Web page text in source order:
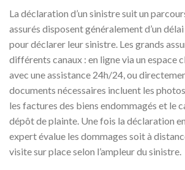
La déclaration d’un sinistre suit un
assurés disposent généralement d’un
pour déclarer leur sinistre. Les grands
différents canaux : en ligne via un espace
avec une assistance 24h/24, ou
documents nécessaires incluent les
les factures des biens endommagés et le
dépôt de plainte. Une fois la déclaration
expert évalue les dommages soit à
visite sur place selon l’ampleur du sinistre.